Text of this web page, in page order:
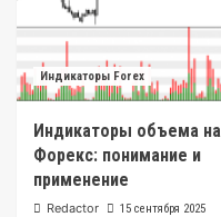
Индикаторы Forex
Индикаторы объема на
Форекс: понимание и
применение
Redactor 15 сентября 2025